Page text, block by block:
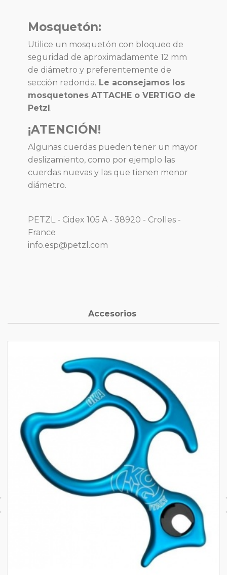
Mosquetón:
Utilice un mosquetón con bloqueo de
seguridad de aproximadamente 12 mm
de diámetro y preferentemente de
sección redonda. Le aconsejamos los
mosquetones ATTACHE o VERTIGO de
Petzl .
¡ATENCIÓN!
Algunas cuerdas pueden tener un mayor
deslizamiento, como por ejemplo las
cuerdas nuevas y las que tienen menor
diámetro.
PETZL - Cidex 105 A - 38920 - Crolles -
France
info.esp@petzl.com
Accesorios